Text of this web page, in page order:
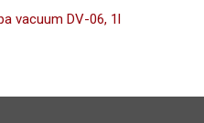
vacuum DV-06, 1l